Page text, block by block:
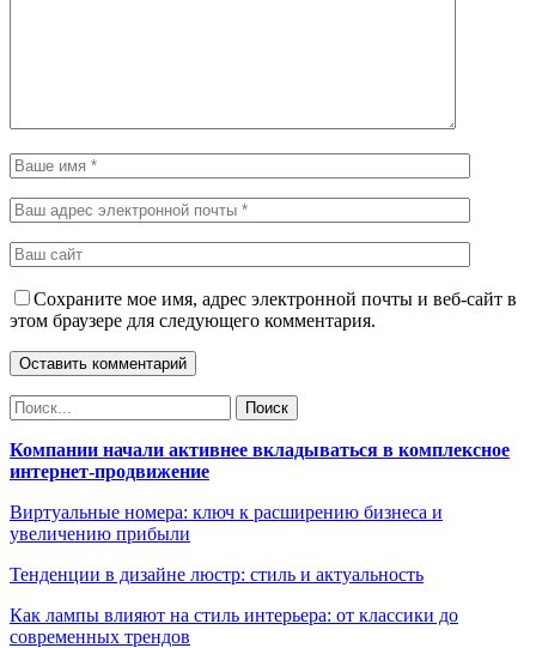
Сохраните мое имя, адрес электронной почты и веб-сайт в
этом браузере для следующего комментария.
Компании начали активнее вкладываться в комплексное
интернет-продвижение
Виртуальные номера: ключ к расширению бизнеса и
увеличению прибыли
Тенденции в дизайне люстр: стиль и актуальность
Как лампы влияют на стиль интерьера: от классики до
современных трендов